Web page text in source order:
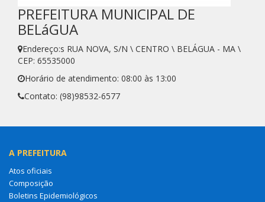
PREFEITURA MUNICIPAL DE
BELáGUA
Endereço:s RUA NOVA, S/N \ CENTRO \ BELÁGUA - MA \
CEP: 65535000
Horário de atendimento: 08:00 às 13:00
Contato: (98)98532-6577
A PREFEITURA
Atos oficiais
Composição
Boletins Epidemiológicos